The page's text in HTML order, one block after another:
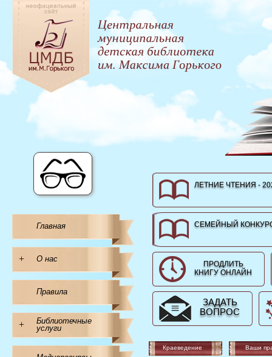
Главная
+ О нас
Правила
+
Библиотечные
услуги
ЛЕТНИЕ ЧТЕНИЯ -
СЕМЕЙНЫЙ
ПРОДЛИТЬ
КНИГУ ОНЛАЙН
ЗАДАТЬ
ВОПРОС
Краеведение Ваши